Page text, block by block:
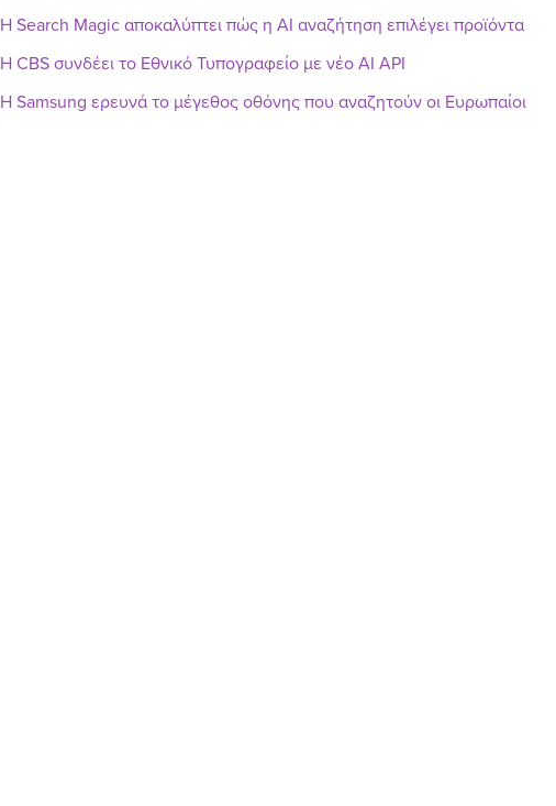
Η Search Magic αποκαλύπτει πώς η AI αναζήτηση επιλέγει προϊόντα
Η CBS συνδέει το Εθνικό Τυπογραφείο με νέο AI API
Η Samsung ερευνά το μέγεθος οθόνης που αναζητούν οι Ευρωπαίοι